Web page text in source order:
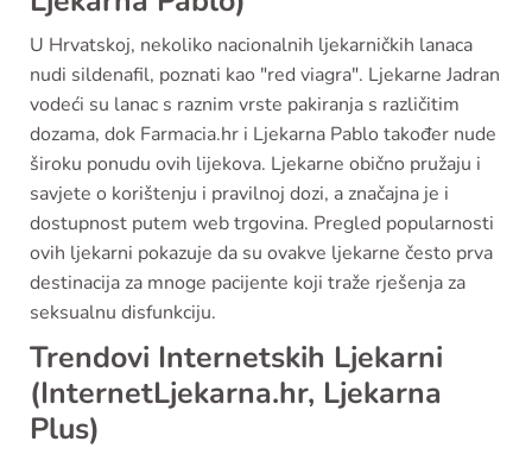
U Hrvatskoj, nekoliko nacionalnih ljekarničkih lanaca
nudi sildenafil, poznati kao "red viagra". Ljekarne Jadran
vodeći su lanac s raznim vrste pakiranja s različitim
dozama, dok Farmacia.hr i Ljekarna Pablo također nude
široku ponudu ovih lijekova. Ljekarne obično pružaju i
savjete o korištenju i pravilnoj dozi, a značajna je i
dostupnost putem web trgovina. Pregled popularnosti
ovih ljekarni pokazuje da su ovakve ljekarne često prva
destinacija za mnoge pacijente koji traže rješenja za
seksualnu disfunkciju.
Trendovi Internetskih Ljekarni
(InternetLjekarna.hr, Ljekarna
Plus)